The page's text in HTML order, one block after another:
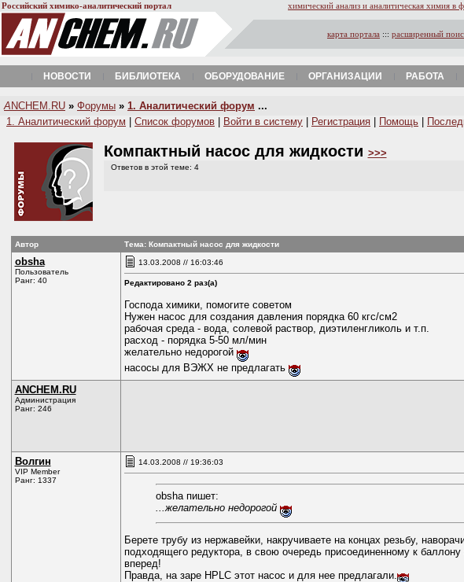
Российский химико-аналитический портал химический анализ и аналитическая химия в
карта портала ::: расширенный
НОВОСТИ БИБЛИОТЕКА ОБОРУДОВАНИЕ ОРГАНИЗАЦИИ РАБОТА
A NCHEM.RU » Форумы » 1. Аналитический форум ...
1. Аналитический форум
Список форумов Войти в систему Регистрация Помощь
Компактный насос для жидкости >>>
Ответов в этой теме: 4
Автор Тема: Компактный насос для жидкости
obsha
Пользователь
Ранг: 40
13.03.2008 // 16:03:46
Редактировано 2 раз(а)
Господа химики, помогите советом
Нужен насос для создания давления порядка 60 кгс/см2
рабочая среда - вода, солевой раствор, диэтиленгликоль и т.п.
расход - порядка 5-50 мл/мин
желательно недорогой
насосы для ВЭЖХ не предлагать
ANCHEM.RU
Администрация
Ранг: 246
Волгин
VIP Member
Ранг: 1337
14.03.2008 // 19:36:03
obsha пишет:
...желательно недорогой
Берете трубу из нержавейки, накручиваете на концах резьбу,
подходящего редуктора, в свою очередь присоединенному к
вперед!
Правда, на заре HPLC этот насос и для нее предлагали.